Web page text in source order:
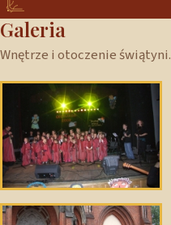
Galeria
Wnętrze i otoczenie świątyni.